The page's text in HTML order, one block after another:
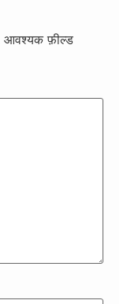
आवश्यक फ़ील्ड